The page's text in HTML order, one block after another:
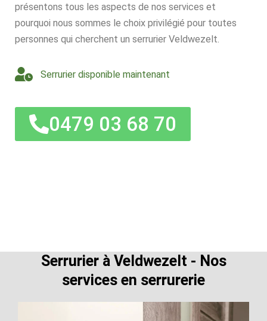
présentons tous les aspects de nos services et
pourquoi nous sommes le choix privilégié pour toutes
personnes qui cherchent un serrurier Veldwezelt.
Serrurier disponible maintenant
0479 03 68 70
Serrurier à Veldwezelt - Nos
services en serrurerie